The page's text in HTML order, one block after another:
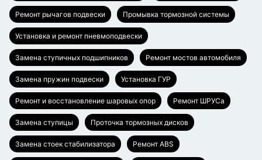
Ремонт рычагов подвески Промывка тормозной системы
Установка и ремонт пневмоподвески
Замена ступичных подшипников Ремонт мостов автомобиля
Замена пружин подвески Установка ГУР
Ремонт и восстановление шаровых опор Ремонт ШРУСа
Замена ступицы Проточка тормозных дисков
Замена стоек стабилизатора Ремонт ABS